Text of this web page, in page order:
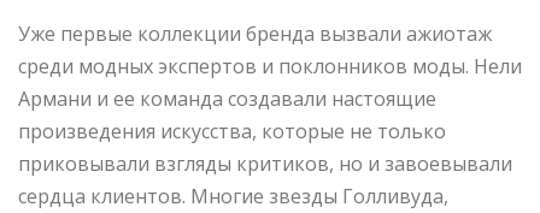
Уже первые коллекции бренда вызвали ажиотаж
среди модных экспертов и поклонников моды. Нели
Армани и ее команда создавали настоящие
произведения искусства, которые не только
приковывали взгляды критиков, но и завоевывали
сердца клиентов. Многие звезды Голливуда,